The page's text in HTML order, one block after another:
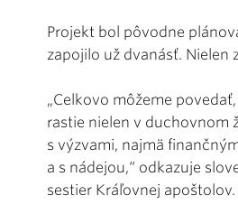
Projekt bol pôvodne
zapojilo už dvanásť. Nielen
„Celkovo môžeme
rastie nielen v duchovnom
s výzvami, najmä
a s nádejou,“ odkazuje
sestier Kráľovnej apoštolov.